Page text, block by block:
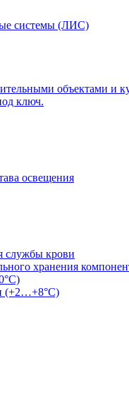
системы (ЛИС)
объектами и
ключ.
освещения
службы крови
хранения
(+2…+8°С)